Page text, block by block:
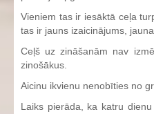
Vieniem tas ir iesāktā ceļa
tas ir jauns izaicinājums,
Ceļš uz zināšanām nav
zinošākus.
Aicinu ikvienu nenobīties no
Laiks pierāda, ka katru